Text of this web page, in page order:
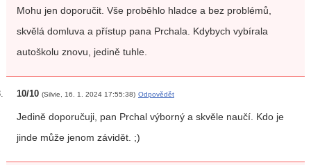
Mohu jen doporučit. Vše proběhlo hladce a bez problémů,
skvělá domluva a přístup pana Prchala. Kdybych vybírala
autoškolu znovu, jedině tuhle.
10/10 (Silvie, 16. 1. 2024 17:55:38) Odpovědět
Jedině doporučuji, pan Prchal výborný a skvěle naučí. Kdo je
jinde může jenom závidět. ;)